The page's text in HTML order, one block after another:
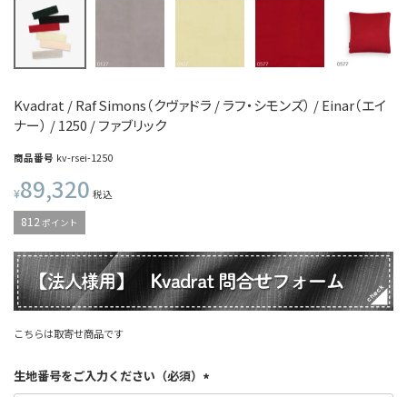
Kvadrat / Raf Simons（クヴァドラ / ラフ・シモンズ） / Einar（エイ
ナー） / 1250 / ファブリック
商品番号 kv-rsei-1250
¥89,320 税込
812ポイント
こちらは取寄せ商品です
生地番号をご入力ください（必須）